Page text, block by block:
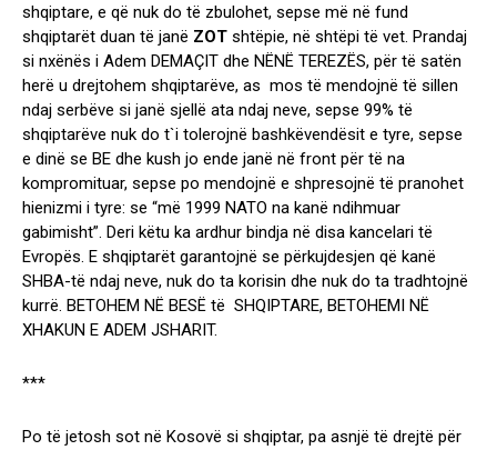
shqiptare, e që nuk do të zbulohet, sepse më në fund
shqiptarët duan të janë ZOT shtëpie, në shtëpi të vet. Prandaj
si nxënës i Adem DEMAÇIT dhe NËNË TEREZËS, për të satën
herë u drejtohem shqiptarëve, as mos të mendojnë të sillen
ndaj serbëve si janë sjellë ata ndaj neve, sepse 99% të
shqiptarëve nuk do t`i tolerojnë bashkëvendësit e tyre, sepse
e dinë se BE dhe kush jo ende janë në front për të na
kompromituar, sepse po mendojnë e shpresojnë të pranohet
hienizmi i tyre: se “më 1999 NATO na kanë ndihmuar
gabimisht”. Deri këtu ka ardhur bindja në disa kancelari të
Evropës. E shqiptarët garantojnë se përkujdesjen që kanë
SHBA-të ndaj neve, nuk do ta korisin dhe nuk do ta tradhtojnë
kurrë. BETOHEM NË BESË të SHQIPTARE, BETOHEMI NË
XHAKUN E ADEM JSHARIT.
***
Po të jetosh sot në Kosovë si shqiptar, pa asnjë të drejtë për